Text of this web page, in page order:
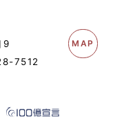
9
7512
MAP